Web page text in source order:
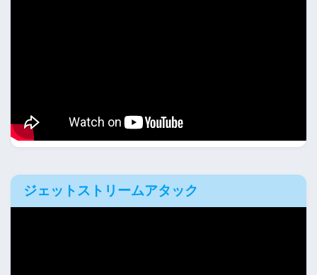
ジェットストリームアタック